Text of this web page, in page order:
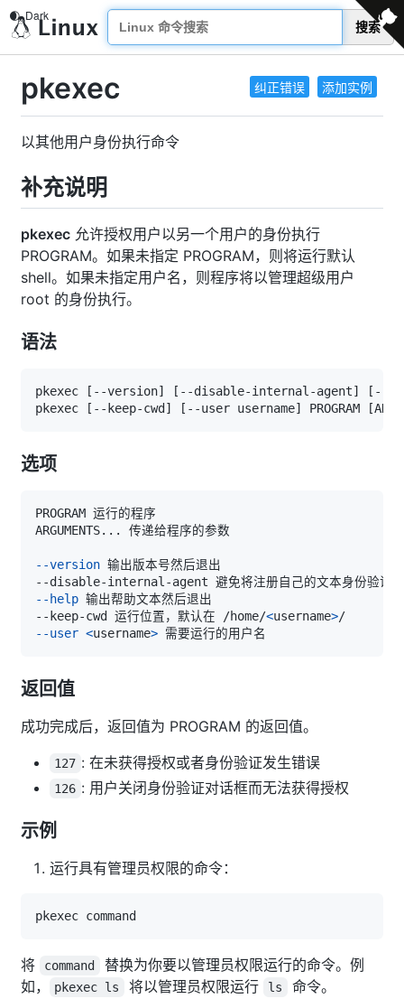
搜索
纠正错误 添加实例
pkexec
以其他用户身份执行命令
补充说明
pkexec 允许授权用户以另一个用户的身份执行
PROGRAM。如果未指定 PROGRAM，则将运行默认
shell。如果未指定用户名，则程序将以管理超级用户
root 的身份执行。
语法
pkexec [ --version] [ --disable-internal-agent] [ --
pkexec
[ --keep-cwd ] [ --user username] PROGRAM [
选项
ARGUMENTS..
--version
--help
--keep-cwd 运行位置，默认在 /home/<username>
--user <username>
返回值
成功完成后，返回值为 PROGRAM 的返回值。
127 : 在未获得授权或者身份验证发生错误
126 : 用户关闭身份验证对话框而无法获得授权
示例
运行具有管理员权限的命令：
将 command
替换为你要以管理员权限运行的命令。例
如，
pkexec ls 将以管理员权限运行 ls
命令。